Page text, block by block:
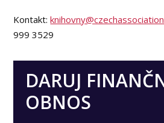
Kontakt:
999 3529
DARUJ
OBNOS